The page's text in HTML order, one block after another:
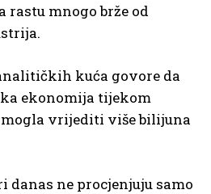
rastu mnogo brže od
kuća govore da
ekonomija tijekom
mogla vrijediti više bilijuna
danas ne procjenjuju samo